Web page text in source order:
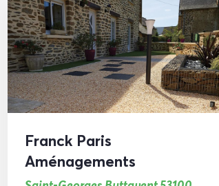
Franck Paris
Aménagements